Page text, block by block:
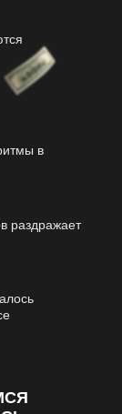
в
раздражает